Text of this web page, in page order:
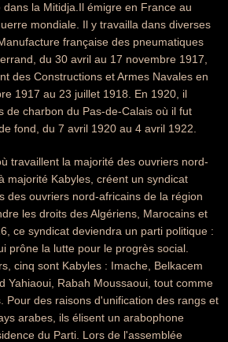
la Mitidja.Il émigre en France au
mondiale. Il y travailla dans diverses
française des pneumatiques
du 30 avril au 17 novembre 1917,
des Constructions et Armes Navales en
1917 au 23 juillet 1918. En 1920, il
de charbon du Pas-de-Calais où il fut
fond, du 7 avril 1920 au 4 avril 1922.
travaillent la majorité des ouvriers nord-
majorité Kabyles, créent un syndicat
des ouvriers nord-africains de la région
les droits des Algériens, Marocains et
ce syndicat deviendra un parti politique :
prône la lutte pour le progrès social.
cinq sont Kabyles : Imache, Belkacem
Yahiaoui, Rabah Moussaoui, tout comme
Pour des raisons d'unification des rangs et
arabes, ils élisent un arabophone
du Parti. Lors de l'assemblée